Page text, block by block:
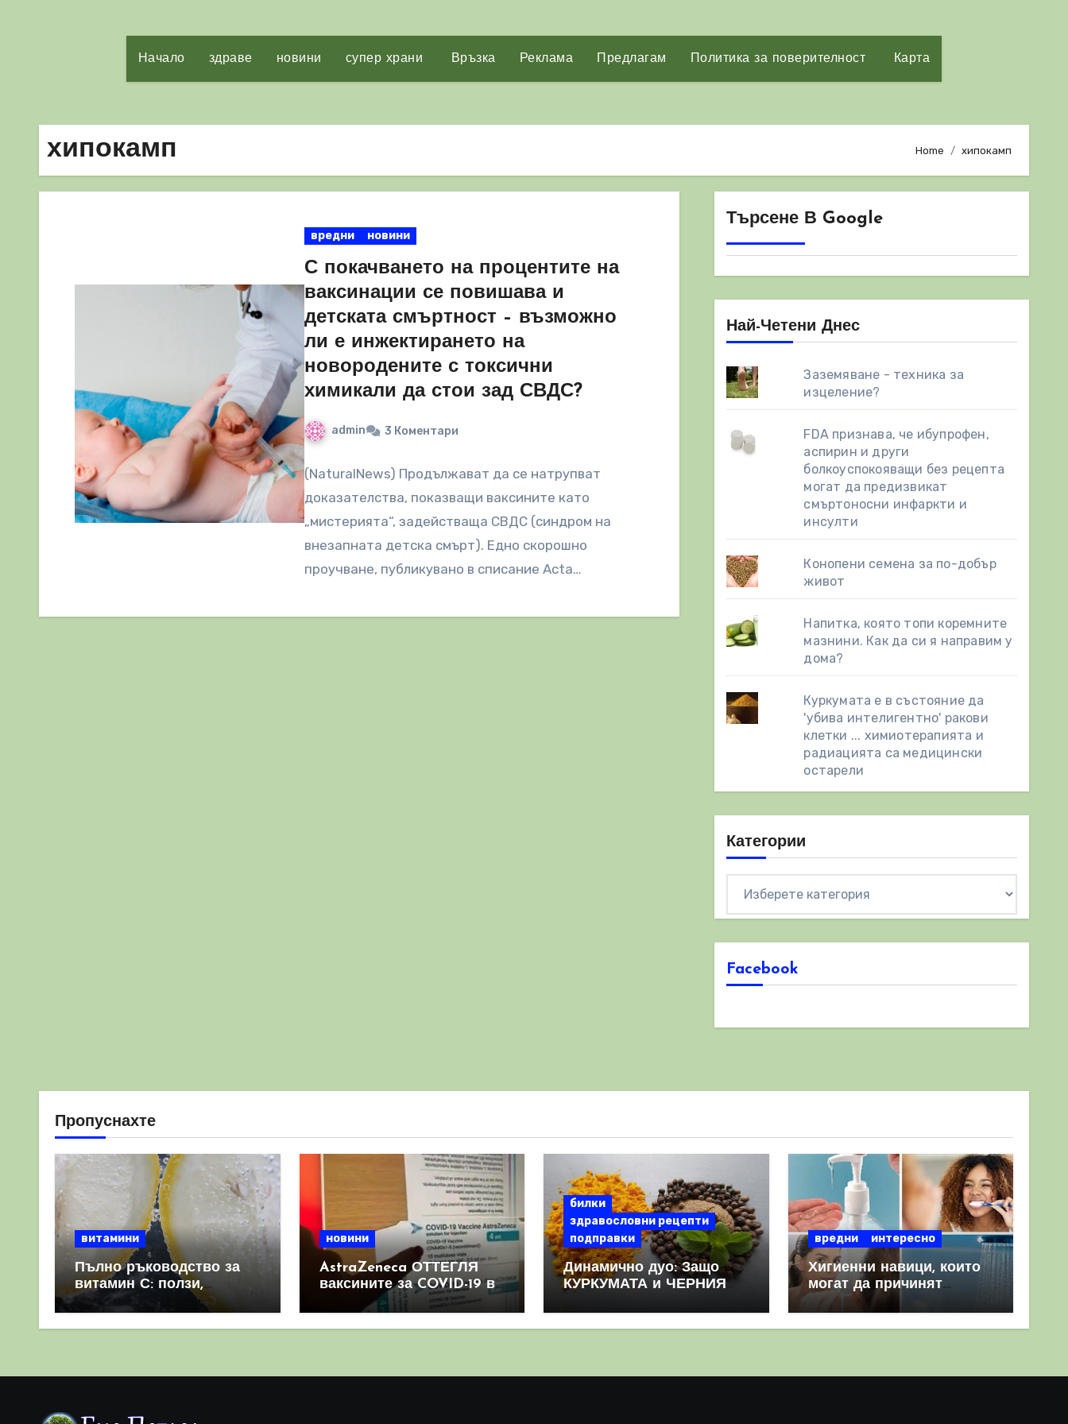
Начало здраве новини супер храни Връзка Реклама Предлагам Политика за поверителност Карта
хипокамп Home хипокамп
вредни новини
С покачването на процентите на
ваксинации се повишава и
детската смъртност – възможно
ли е инжектирането на
новородените с токсични
химикали да стои зад СВДС?
admin 3 Коментари
(NaturalNews) Продължават да се натрупват
доказателства, показващи ваксините като
„мистерията“, задействаща СВДС (синдром на
внезапната детска смърт). Едно скорошно
проучване, публикувано в списание Acta
Търсене В Google
Най-Четени Днес
Заземяване - техника за
изцеление?
FDA признава, че ибупрофен,
аспирин и други
болкоуспокояващи без рецепта
могат да предизвикат
смъртоносни инфаркти и
инсулти
Конопени семена за по-добър
живот
Напитка, която топи коремните
мазнини. Как да си я направим у
дома?
Куркумата е в състояние да
'убива интелигентно' ракови
клетки ... химиотерапията и
радиацията са медицински
остарели
Категории
Facebook
Пропуснахте
витамини
Пълно ръководство за
витамин С: ползи,
източници и защо е
важен за имунната
новини
AstraZeneca ОТТЕГЛЯ
ваксините за COVID-19 в
световен мащаб, след
като призна, че те
билки
здравословни рецепти
подправки
Динамично дуо: Защо
КУРКУМАТА и ЧЕРНИЯ
комбинация
вредни интересно
Хигиенни навици, които
могат да причинят
повече вреда, отколкото
полза